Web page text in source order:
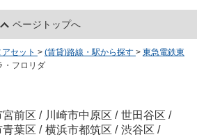
ページトップへ
セット > (賃貸)路線・駅から探す > 東急電鉄東
・フロリダ
宮前区 / 川崎市中原区 / 世田谷区 /
葉区 / 横浜市都筑区 / 渋谷区 /